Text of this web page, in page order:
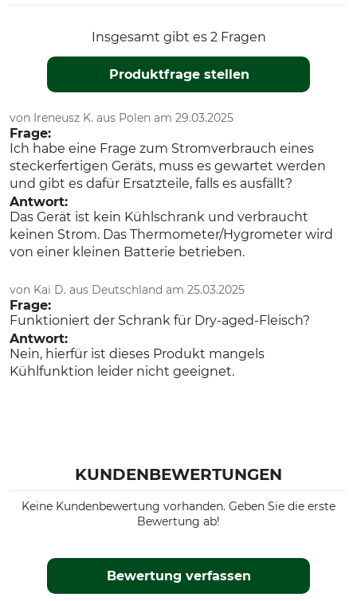
Insgesamt gibt es 2 Fragen
Produktfrage stellen
von Ireneusz K. aus Polen am 29.03.2025
Frage:
Ich habe eine Frage zum Stromverbrauch eines
steckerfertigen Geräts, muss es gewartet werden
und gibt es dafür Ersatzteile, falls es ausfällt?
Antwort:
Das Gerät ist kein Kühlschrank und verbraucht
keinen Strom. Das Thermometer/Hygrometer wird
von einer kleinen Batterie betrieben.
von Kai D. aus Deutschland am 25.03.2025
Frage:
Funktioniert der Schrank für Dry-aged-Fleisch?
Antwort:
Nein, hierfür ist dieses Produkt mangels
Kühlfunktion leider nicht geeignet.
KUNDENBEWERTUNGEN
Keine Kundenbewertung vorhanden. Geben Sie die erste
Bewertung ab!
Bewertung verfassen